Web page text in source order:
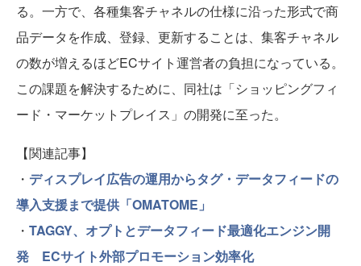
る。一方で、各種集客チャネルの仕様に沿った形式で商
品データを作成、登録、更新することは、集客チャネル
の数が増えるほどECサイト運営者の負担になっている。
この課題を解決するために、同社は「ショッピングフィ
ード・マーケットプレイス」の開発に至った。
【関連記事】
・ ディスプレイ広告の運用からタグ・データフィードの
導入支援まで提供「OMATOME」
・ TAGGY、オプトとデータフィード最適化エンジン開
発 ECサイト外部プロモーション効率化